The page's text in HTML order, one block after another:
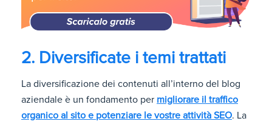
2. Diversificate i temi trattati
La diversificazione dei contenuti all’interno del blog
aziendale è un fondamento per migliorare il traffico
organico al sito e potenziare le vostre attività SEO. La